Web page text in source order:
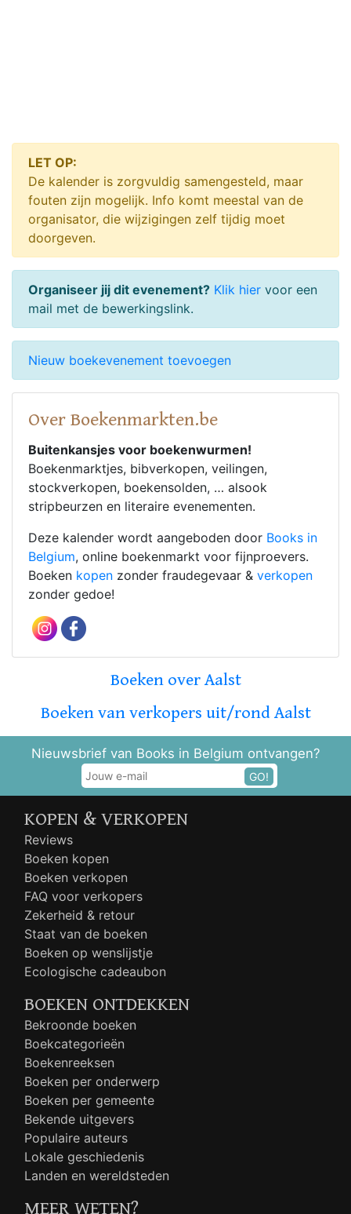
LET OP:
De kalender is zorgvuldig samengesteld, maar
fouten zijn mogelijk. Info komt meestal van de
organisator, die wijzigingen zelf tijdig moet
doorgeven.
Organiseer jij dit evenement? Klik hier voor een
mail met de bewerkingslink.
Nieuw boekevenement toevoegen
Over Boekenmarkten.be
Buitenkansjes voor boekenwurmen!
Boekenmarktjes, bibverkopen, veilingen,
stockverkopen, boekensolden, … alsook
stripbeurzen en literaire evenementen.
Deze kalender wordt aangeboden door Books in
Belgium, online boekenmarkt voor fijnproevers.
Boeken kopen zonder fraudegevaar & verkopen
zonder gedoe!
Boeken over Aalst
Boeken van verkopers uit/rond Aalst
Nieuwsbrief van Books in Belgium ontvangen?
GO!
KOPEN & VERKOPEN
Reviews
Boeken kopen
Boeken verkopen
FAQ voor verkopers
Zekerheid & retour
Staat van de boeken
Boeken op wenslijstje
Ecologische cadeaubon
BOEKEN ONTDEKKEN
Bekroonde boeken
Boekcategorieën
Boekenreeksen
Boeken per onderwerp
Boeken per gemeente
Bekende uitgevers
Populaire auteurs
Lokale geschiedenis
Landen en wereldsteden
MEER WETEN?